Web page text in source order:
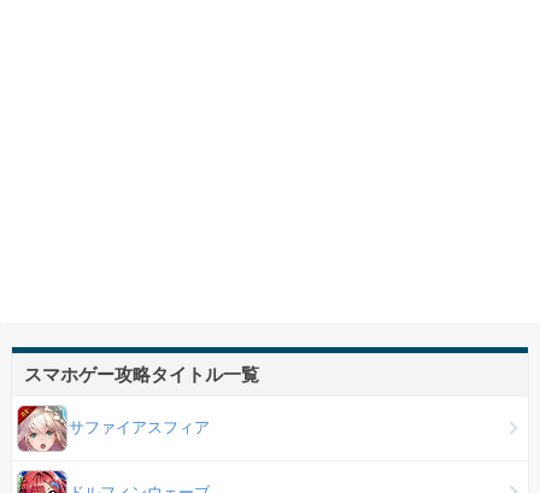
スマホゲー攻略タイトル一覧
サファイアスフィア